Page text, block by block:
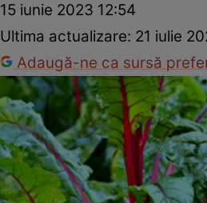
15 iunie 2023 12:54
Ultima actualizare: 21 iulie
Adaugă-ne ca sursă